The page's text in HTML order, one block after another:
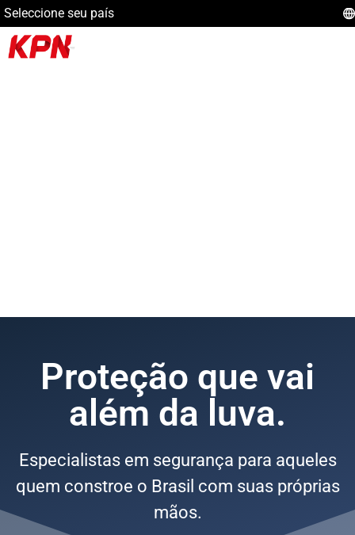
Seleccione seu país
Proteção que vai
além da luva.
Especialistas em segurança para aqueles
quem constroe o Brasil com suas próprias
mãos.